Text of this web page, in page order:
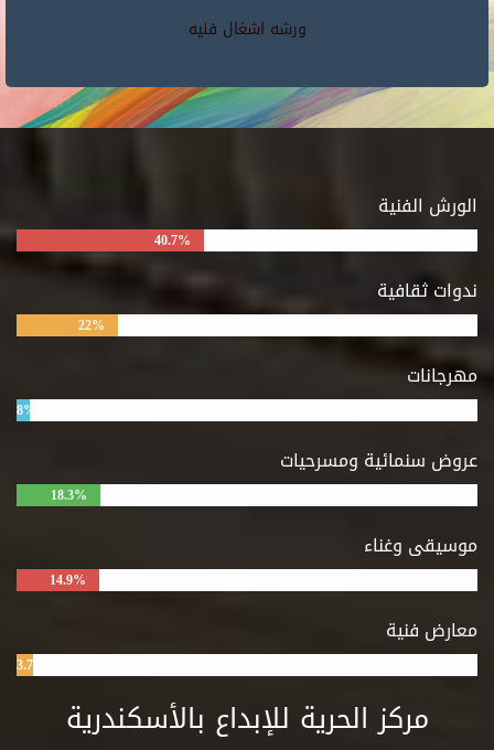
ورشه اشغال فنيه
الورش الفنية
40.7%
ندوات ثقافية
22%
مهرجانات
8%
عروض سنمائية ومسرحيات
18.3%
موسيقى وغناء
14.9%
معارض فنية
3.7%
مركز الحرية للإبداع بالأسكندرية